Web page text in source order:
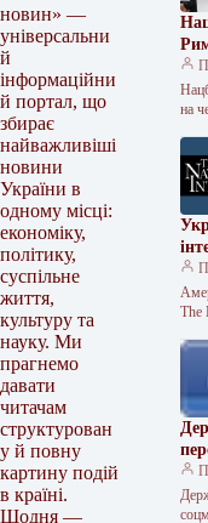
новин» —
універсальни
й
інформаційни
й портал, що
збирає
найважливіші
новини
України в
одному місці:
економіку,
політику,
суспільне
життя,
культуру та
науку. Ми
прагнемо
давати
читачам
структурован
у й повну
картину подій
в країні.
Щодня —
на
The